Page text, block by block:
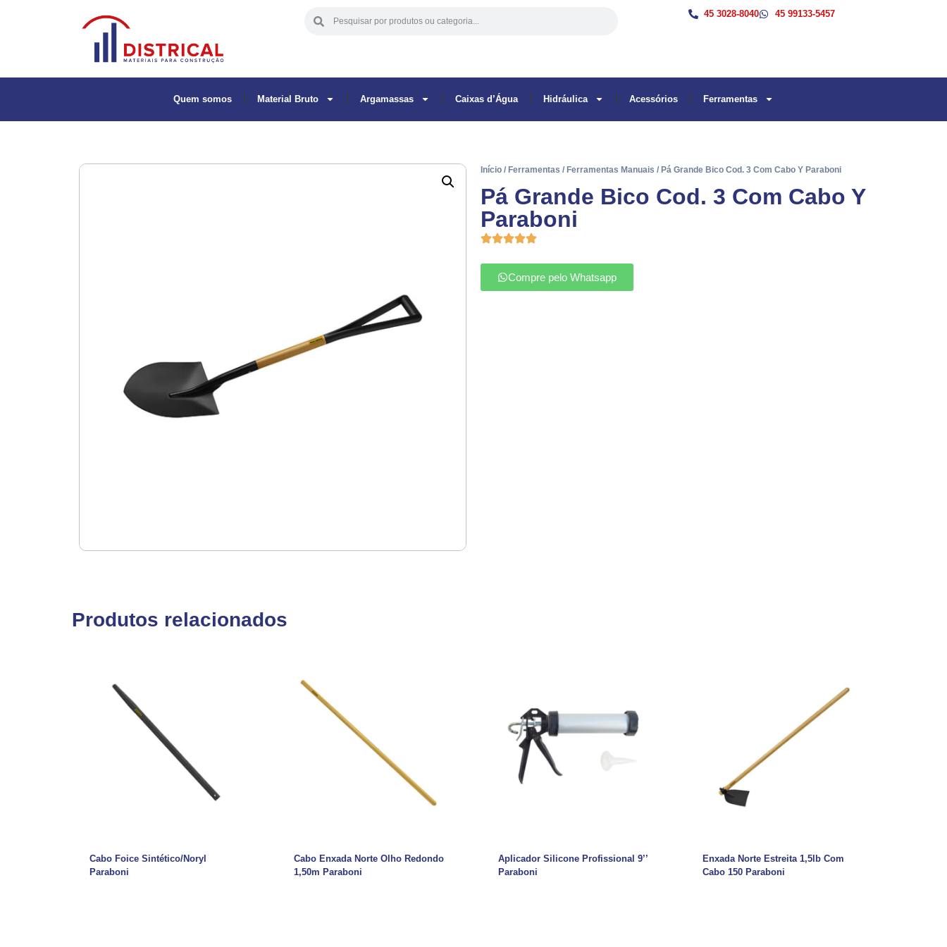
45 3028-8040 45 99133-5457
Quem somos Material Bruto Argamassas Caixas d’Água Hidráulica Acessórios Ferramentas
Início / Ferramentas / Ferramentas Manuais / Pá Grande Bico Cod. 3 Com Cabo Y Paraboni
Pá Grande Bico Cod. 3 Com Cabo Y
Paraboni
Compre pelo Whatsapp
Produtos relacionados
Cabo Foice Sintético/Noryl
Paraboni
Cabo Enxada Norte Olho Redondo
1,50m Paraboni
Aplicador Silicone Profissional 9’’
Paraboni
Enxada Norte Estreita 1,5lb Com
Cabo 150 Paraboni